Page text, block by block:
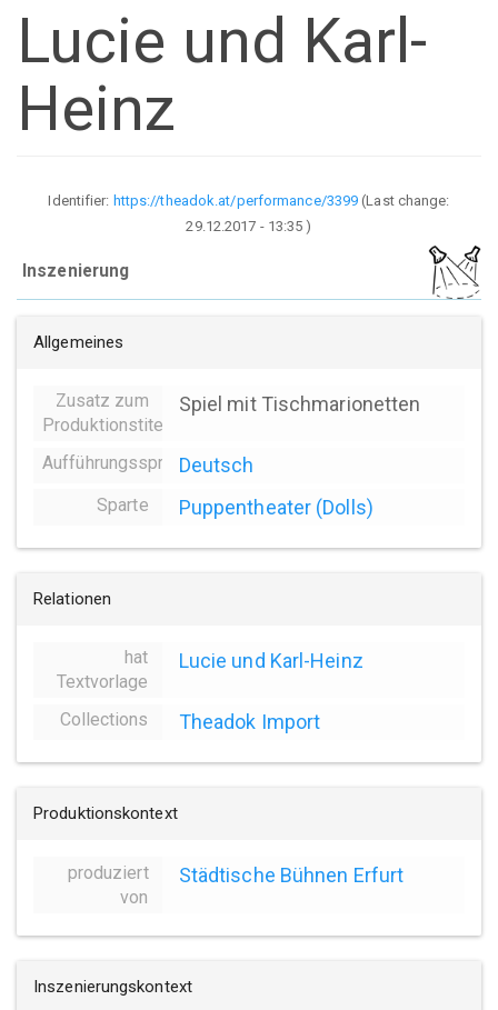
Lucie und Karl-
Heinz
Identifier: https://theadok.at/performance/3399 (Last change:
29.12.2017 - 13:35 )
Inszenierung
Allgemeines
Zusatz zum
Produktionstitel
Spiel mit Tischmarionetten
AufführungsspracheDeutsch
Sparte Puppentheater (Dolls)
Relationen
hat
Textvorlage
Lucie und Karl-Heinz
Collections Theadok Import
Produktionskontext
produziert
von
Städtische Bühnen Erfurt
Inszenierungskontext